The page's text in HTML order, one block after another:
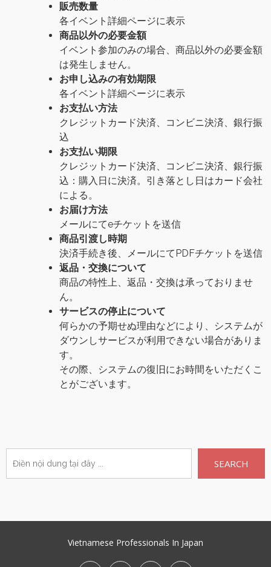
販売数量
各イベント詳細ページに表示
商品以外の必要金額
イベント参加のみの場合、商品以外の必要金額
は発生しません。
お申し込みの有効期限
各イベント詳細ページに表示
お支払い方法
クレジットカード決済、コンビニ決済、銀行振
込
お支払い期限
クレジットカード決済、コンビニ決済、銀行振
込：購入日に決済。引き落とし日はカード会社
による。
お届け方法
メールにてeチケットを送信
商品引渡し時期
決済手続き後、メールにてPDFチケットを送信
返品・交換について
商品の特性上、返品・交換は承っておりませ
ん。
サービスの停止について
何らかの予期せぬ理由などにより、システムが
ダウンしサービスが利用できない場合がありま
す。
その際、システムの復旧にお時間をいただくこ
とがございます。
SEARCH
Vietnamese Professionals In Japan